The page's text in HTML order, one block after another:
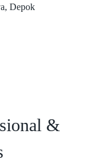
Depok
&